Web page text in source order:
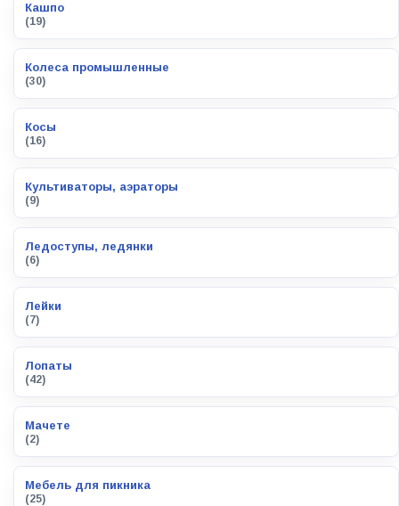
Кашпо
(19)
Колеса промышленные
(30)
Косы
(16)
Культиваторы, аэраторы
(9)
Ледоступы, ледянки
(6)
Лейки
(7)
Лопаты
(42)
Мачете
(2)
Мебель для пикника
(25)